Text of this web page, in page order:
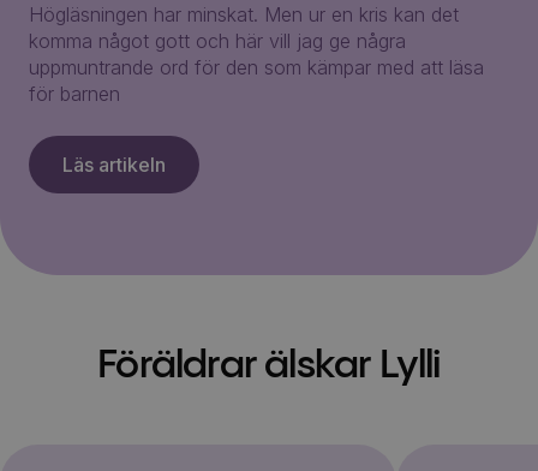
Högläsningen har minskat. Men ur en kris kan det
komma något gott och här vill jag ge några
uppmuntrande ord för den som kämpar med att läsa
för barnen
Läs artikeln
Föräldrar älskar Lylli